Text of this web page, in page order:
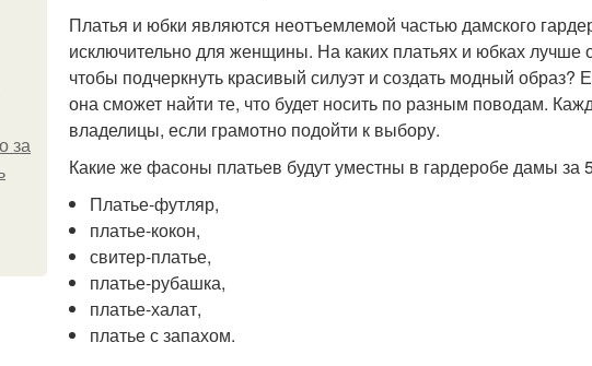
за
Платья и юбки являются неотъемлемой частью дамского
исключительно для женщины. На каких платьях и юбках лучше
чтобы подчеркнуть красивый силуэт и создать модный
она сможет найти те, что будет носить по разным поводам.
владелицы, если грамотно подойти к выбору.
Какие же фасоны платьев будут уместны в гардеробе дамы за
Платье-футляр,
платье-кокон,
свитер-платье,
платье-рубашка,
платье-халат,
платье с запахом.